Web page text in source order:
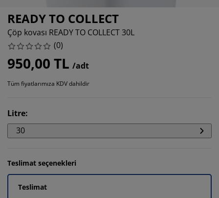
READY TO COLLECT
Çöp kovası READY TO COLLECT 30L
(0)
950,00 TL /adt
Tüm fiyatlarımıza KDV dahildir
Litre:
30
Teslimat seçenekleri
Teslimat